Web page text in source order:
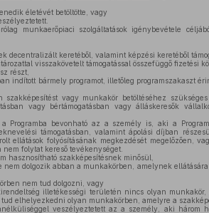
életévét betöltötte, vagy
munkaerőpiaci szolgáltatások igénybevétele
decentralizált keretéből, valamint képzési keretéből
visszakövetelt támogatással összefüggő fizetési
részt,
indított bármely programot, illetőleg programszakaszt
vagy munkakör betöltéséhez
vagy bértámogatásban vagy álláskeresők
bevonható az a személy is, aki a
támogatásban, valamint ápolási díjban
ellátások folyósításának megkezdését megelőzően,
folytat kereső tevékenységet.
hasznosítható szakképesítésnek minősül,
dolgozik abban a munkakörben, amelynek ellátására
nem tud dolgozni, vagy
illetékességi területén nincs olyan munkakör,
elhelyezkedni olyan munkakörben, amelyre a
veszélyeztetett az a személy, aki három